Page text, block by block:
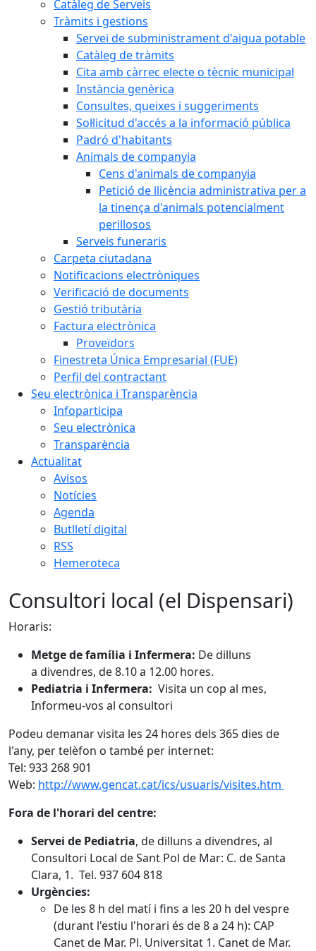
Catàleg de Serveis
Tràmits i gestions
Servei de subministrament d'aigua potable
Catàleg de tràmits
Cita amb càrrec electe o tècnic municipal
Instància genèrica
Consultes, queixes i suggeriments
Sol·licitud d'accés a la informació pública
Padró d'habitants
Animals de companyia
Cens d'animals de companyia
Petició de llicència administrativa per a
la tinença d'animals potencialment
perillosos
Serveis funeraris
Carpeta ciutadana
Notificacions electròniques
Verificació de documents
Gestió tributària
Factura electrònica
Proveïdors
Finestreta Única Empresarial (FUE)
Perfil del contractant
Seu electrònica i Transparència
Infoparticipa
Seu electrònica
Transparència
Actualitat
Avisos
Notícies
Agenda
Butlletí digital
RSS
Hemeroteca
Consultori local (el Dispensari)
Horaris:
Metge de família i Infermera: De dilluns
a divendres, de 8.10 a 12.00 hores.
Pediatria i Infermera: Visita un cop al mes,
Informeu-vos al consultori
Podeu demanar visita les 24 hores dels 365 dies de
l'any, per telèfon o també per internet:
Tel: 933 268 901
Web: http://www.gencat.cat/ics/usuaris/visites.htm
Fora de l'horari del centre:
Servei de Pediatria, de dilluns a divendres, al
Consultori Local de Sant Pol de Mar: C. de Santa
Clara, 1. Tel. 937 604 818
Urgències:
De les 8 h del matí i fins a les 20 h del vespre
(durant l'estiu l'horari és de 8 a 24 h): CAP
Canet de Mar. Pl. Universitat 1. Canet de Mar.